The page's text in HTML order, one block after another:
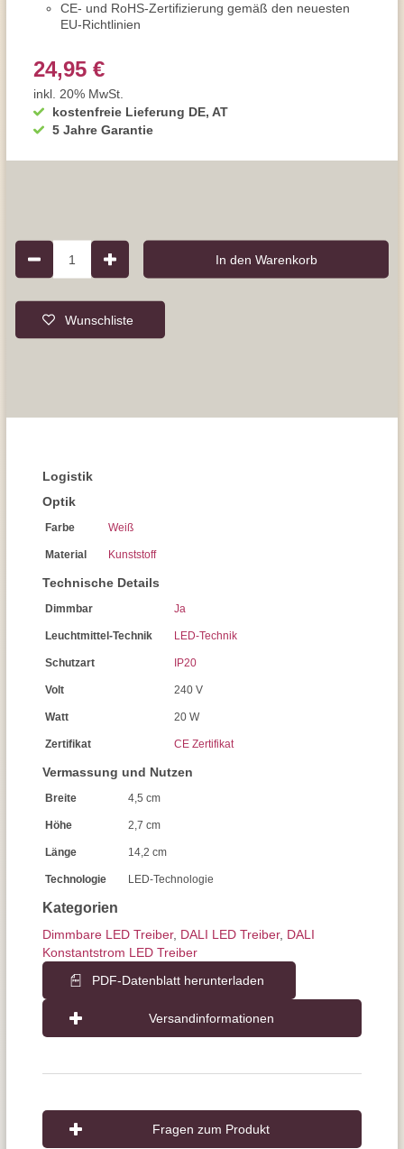
CE- und RoHS-Zertifizierung gemäß den neuesten
EU-Richtlinien
kostenfreie Lieferung DE, AT
5 Jahre Garantie
24,95 €
inkl. 20% MwSt.
1 In den Warenkorb
Wunschliste
Kategorien
Dimmbare LED Treiber, DALI LED Treiber, DALI
Konstantstrom LED Treiber
PDF-Datenblatt herunterladen
Versandinformationen
Logistik
Optik
Farbe Weiß
Material Kunststoff
Technische Details
Dimmbar Ja
Leuchtmittel-Technik LED-Technik
Schutzart IP20
Volt 240 V
Watt 20 W
Zertifikat CE Zertifikat
Vermassung und Nutzen
Breite 4,5 cm
Höhe 2,7 cm
Länge 14,2 cm
Technologie LED-Technologie
Fragen zum Produkt